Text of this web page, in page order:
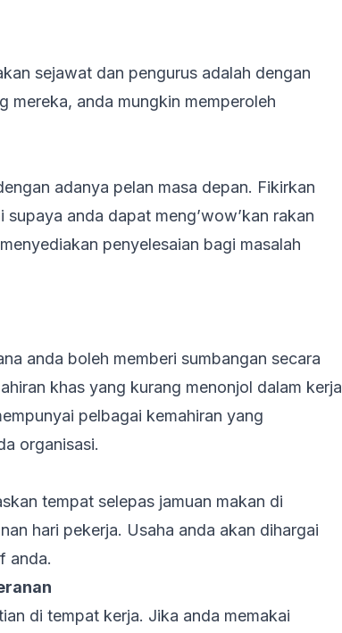
sejawat dan pengurus adalah dengan
mereka, anda mungkin memperoleh
adanya pelan masa depan. Fikirkan
anda dapat meng’wow’kan rakan
penyelesaian bagi masalah
anda boleh memberi sumbangan secara
khas yang kurang menonjol dalam kerja
pelbagai kemahiran yang
organisasi.
tempat selepas jamuan makan di
hari pekerja. Usaha anda akan dihargai
anda.
di tempat kerja. Jika anda memakai